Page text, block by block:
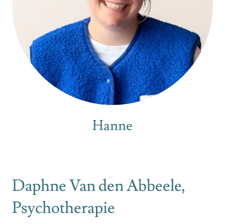
Hanne
Daphne Van den Abbeele,
Psychotherapie